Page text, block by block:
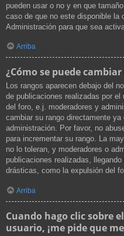
pueden usar o no y en que
caso de que no este disponible la
Administración para que sea
Arriba
¿Cómo se puede
Los rangos aparecen debajo del
de publicaciones realizadas por
del foro, e.j. moderadores y
cambiar su rango directamente
administración. Por favor, no
para incrementar su rango. La
no lo toleran, y moderadores o
publicaciones realizadas,
drásticas, como la expulsión del
Arriba
Cuando hago clic sobre
usuario, ¡me pide que